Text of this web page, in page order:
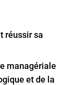
réussir sa
managériale
et de la